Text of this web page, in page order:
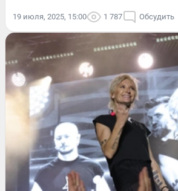
19 июля, 2025, 15:00 1 787 Обсудить